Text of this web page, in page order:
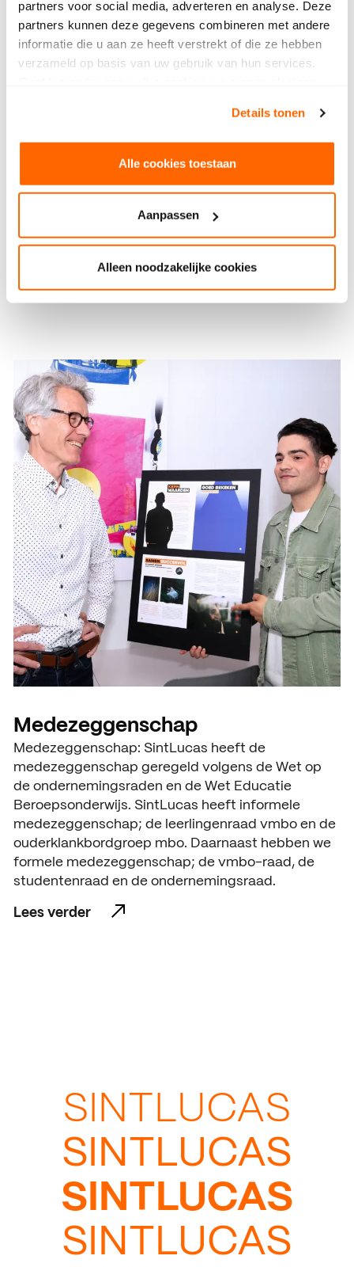
partners voor social media, adverteren en analyse. Deze
partners kunnen deze gegevens combineren met andere
informatie die u aan ze heeft verstrekt of die ze hebben
verzameld op basis van uw gebruik van hun services.
Details tonen
Alle cookies toestaan
Aanpassen
Alleen noodzakelijke cookies
college van bestuur en de algemene gang van
zaken binnen SintLucas. De raad ziet er op toe dat
beide scholen hun onderwijstaak en
werkgeverschap uitstekend waarmaken.
Mathieu Weggeman
Medezeggenschap
Medezeggenschap: SintLucas heeft de
medezeggenschap geregeld volgens de Wet op
de ondernemingsraden en de Wet Educatie
Beroepsonderwijs. SintLucas heeft informele
medezeggenschap; de leerlingenraad vmbo en de
ouderklankbordgroep mbo. Daarnaast hebben we
formele medezeggenschap; de vmbo-raad, de
studentenraad en de ondernemingsraad.
Lees verder
SINTLUCAS
SINTLUCAS
SINTLUCAS
SINTLUCAS